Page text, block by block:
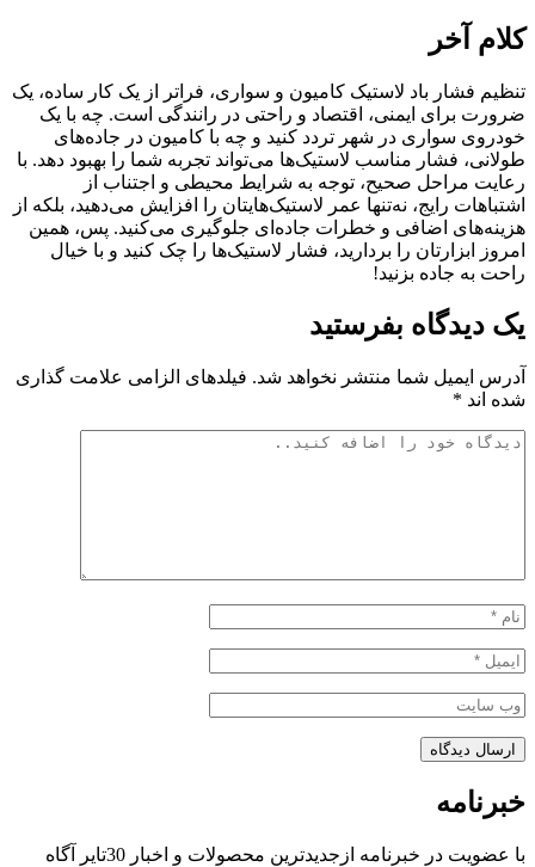
کلام آخر
تنظیم فشار باد لاستیک کامیون و سواری، فراتر از یک کار ساده، یک
ضرورت برای ایمنی، اقتصاد و راحتی در رانندگی است. چه با یک
خودروی سواری در شهر تردد کنید و چه با کامیون در جاده‌های
طولانی، فشار مناسب لاستیک‌ها می‌تواند تجربه شما را بهبود دهد. با
رعایت مراحل صحیح، توجه به شرایط محیطی و اجتناب از
اشتباهات رایج، نه‌تنها عمر لاستیک‌هایتان را افزایش می‌دهید، بلکه از
هزینه‌های اضافی و خطرات جاده‌ای جلوگیری می‌کنید. پس، همین
امروز ابزارتان را بردارید، فشار لاستیک‌ها را چک کنید و با خیال
راحت به جاده بزنید!
یک دیدگاه بفرستید
آدرس ایمیل شما منتشر نخواهد شد. فیلدهای الزامی علامت گذاری
شده اند *
ارسال دیدگاه
خبرنامه
با عضویت در خبرنامه ازجدیدترین محصولات و اخبار 30تایر آگاه